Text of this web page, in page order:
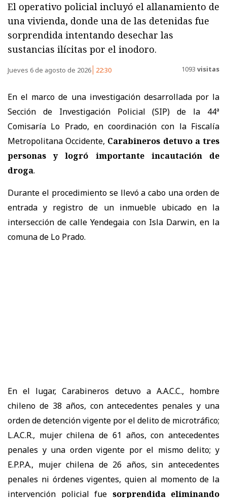
El operativo policial incluyó el allanamiento de
una vivienda, donde una de las detenidas fue
sorprendida intentando desechar las
sustancias ilícitas por el inodoro.
Jueves 6 de agosto de 2026 22:30 1093 visitas
En el marco de una investigación desarrollada por la
Sección de Investigación Policial (SIP) de la 44ª
Comisaría Lo Prado, en coordinación con la Fiscalía
Metropolitana Occidente, Carabineros detuvo a tres
personas y logró importante incautación de
droga.
Durante el procedimiento se llevó a cabo una orden de
entrada y registro de un inmueble ubicado en la
intersección de calle Yendegaia con Isla Darwin, en la
comuna de Lo Prado.
En el lugar, Carabineros detuvo a A.A.C.C., hombre
chileno de 38 años, con antecedentes penales y una
orden de detención vigente por el delito de microtráfico;
L.A.C.R., mujer chilena de 61 años, con antecedentes
penales y una orden vigente por el mismo delito; y
E.P.P.A., mujer chilena de 26 años, sin antecedentes
penales ni órdenes vigentes, quien al momento de la
intervención policial fue sorprendida eliminando